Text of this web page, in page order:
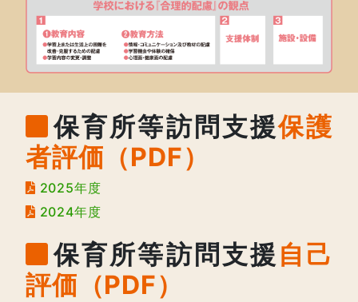
保育所等訪問支援保護
者評価（PDF）
2025年度
2024年度
保育所等訪問支援 自己
評価（PDF）